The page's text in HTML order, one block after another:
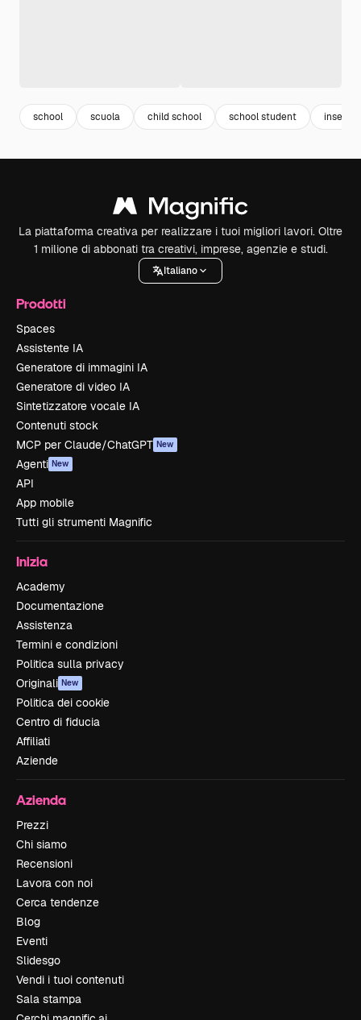
school scuola child school school student
La piattaforma creativa per realizzare i tuoi migliori lavori. Oltre
1 milione di abbonati tra creativi, imprese, agenzie e studi.
Italiano
Prodotti
Spaces
Assistente IA
Generatore di immagini IA
Generatore di video IA
Sintetizzatore vocale IA
Contenuti stock
MCP per Claude/ChatGPT New
Agenti New
API
App mobile
Tutti gli strumenti Magnific
Inizia
Academy
Documentazione
Assistenza
Termini e condizioni
Politica sulla privacy
Originali New
Politica dei cookie
Centro di fiducia
Affiliati
Aziende
Azienda
Prezzi
Chi siamo
Recensioni
Lavora con noi
Cerca tendenze
Blog
Eventi
Slidesgo
Vendi i tuoi contenuti
Sala stampa